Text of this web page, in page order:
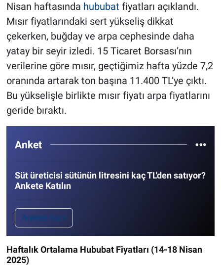
Nisan haftasında hububat fiyatları açıklandı.
Mısır fiyatlarındaki sert yükseliş dikkat
çekerken, buğday ve arpa cephesinde daha
yatay bir seyir izledi. 15 Ticaret Borsası’nın
verilerine göre mısır, geçtiğimiz hafta yüzde 7,2
oranında artarak ton başına 11.400 TL’ye çıktı.
Bu yükselişle birlikte mısır fiyatı arpa fiyatlarını
geride bıraktı.
Anket
Süt üreticisi sütünün litresini kaç TL'den satıyor?
Ankete Katılın
Ankete Katıl
Haftalık Ortalama Hububat Fiyatları (14-18 Nisan
2025)